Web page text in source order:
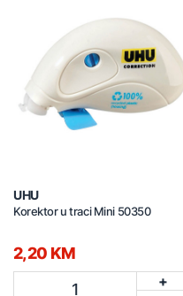
UHU
Korektor u traci Mini 50350
2,20 KM
1
+